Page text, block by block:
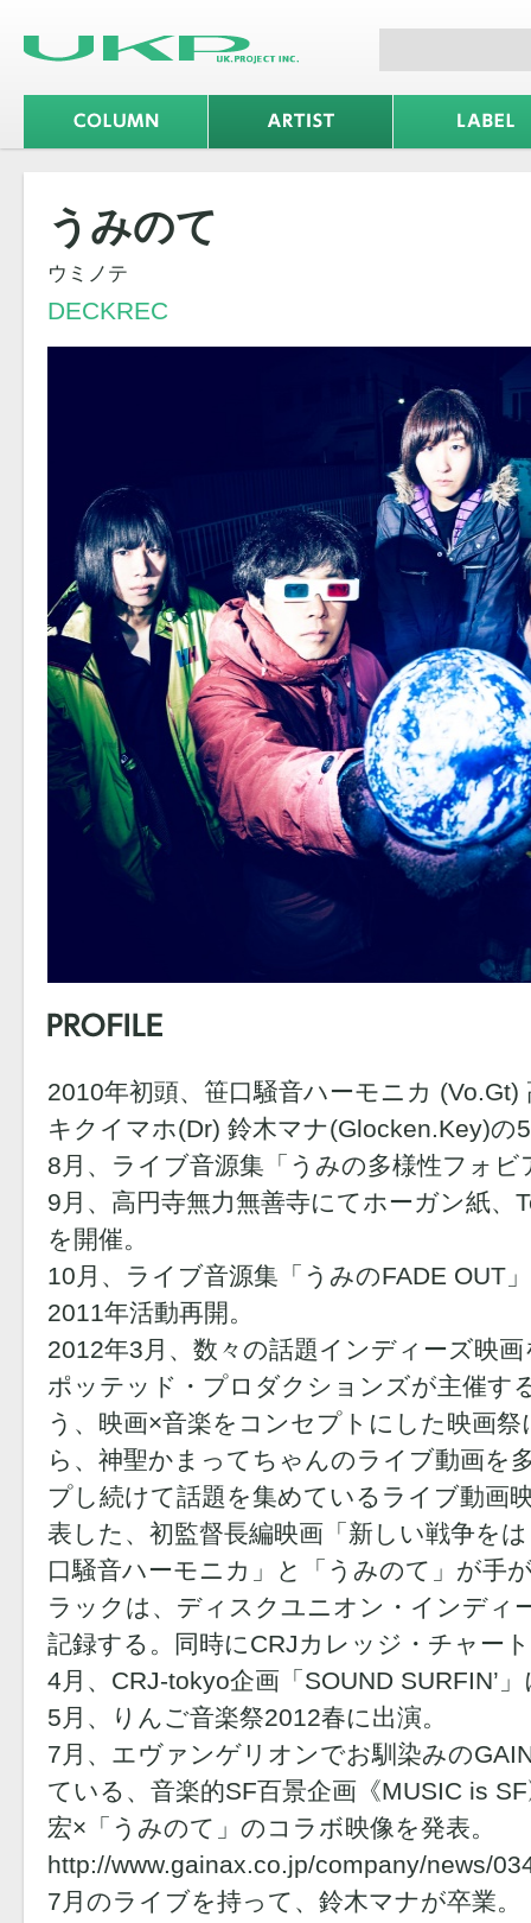
うみのて
ウミノテ
DECKREC
2010年初頭、笹口騒音ハーモニカ (Vo.Gt)
キクイマホ(Dr) 鈴木マナ(Glocken.Key)の
8月、ライブ音源集「うみの多様性フォビ
9月、高円寺無力無善寺にてホーガン紙、
を開催。
10月、ライブ音源集「うみのFADE OUT
2011年活動再開。
2012年3月、数々の話題インディーズ映
ポッテッド・プロダクションズが主催す
う、映画×音楽をコンセプトにした映画
ら、神聖かまってちゃんのライブ動画を
プし続けて話題を集めているライブ動画
表した、初監督長編映画「新しい戦争を
口騒音ハーモニカ」と「うみのて」が手
ラックは、ディスクユニオン・インディ
記録する。同時にCRJカレッジ・チャー
4月、CRJ-tokyo企画「SOUND SURFIN’
5月、りんご音楽祭2012春に出演。
7月、エヴァンゲリオンでお馴染みの
ている、音楽的SF百景企画《MUSIC is
宏×「うみのて」のコラボ映像を発表。
http://www.gainax.co.jp/company/news/
7月のライブを持って、鈴木マナが卒業。